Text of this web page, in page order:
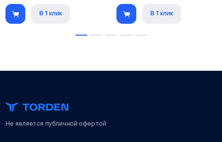
В 1 клик В 1 клик
Не является публичной офертой